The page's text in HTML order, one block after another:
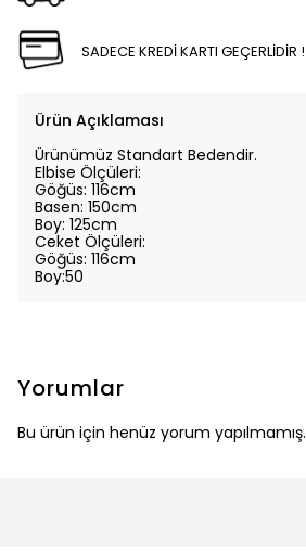
SADECE KREDİ KARTI GEÇERLİDİR !
Ürün Açıklaması
Ürünümüz Standart Bedendir.
Elbise Ölçüleri:
Göğüs: 116cm
Basen: 150cm
Boy: 125cm
Ceket Ölçüleri:
Göğüs: 116cm
Boy:50
Yorumlar
Bu ürün için henüz yorum yapılmamış.